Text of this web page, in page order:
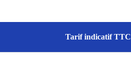
Tarif indicatif TTC